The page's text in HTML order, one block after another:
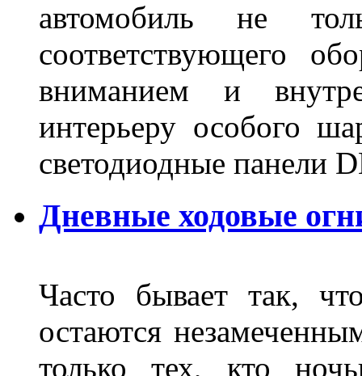
автомобиль не
соответствующего
вниманием и
интерьеру особого
светодиодные панели
Дневные ходовые
Часто бывает так,
остаются
только тех, кто